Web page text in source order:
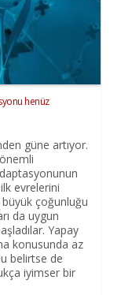
henüz
güne artıyor.
evrelerini
büyük çoğunluğu
da uygun
Yapay
konusunda az
belirtse de
iyimser bir